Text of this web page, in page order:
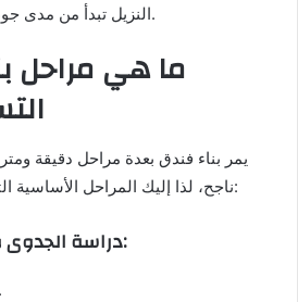
النزيل تبدأ من مدى جودة التفاصيل الدقيقة.
ما هي مراحل
يمر بناء فندق بعدة مراحل دقيقة
ناجح، لذا إليك المراحل الأساسية التي تتبعها شركة بناء فنادق:
1. دراسة الجدوى وتخطيط مبدئيًا:
تحليل السوق والمنافسين.